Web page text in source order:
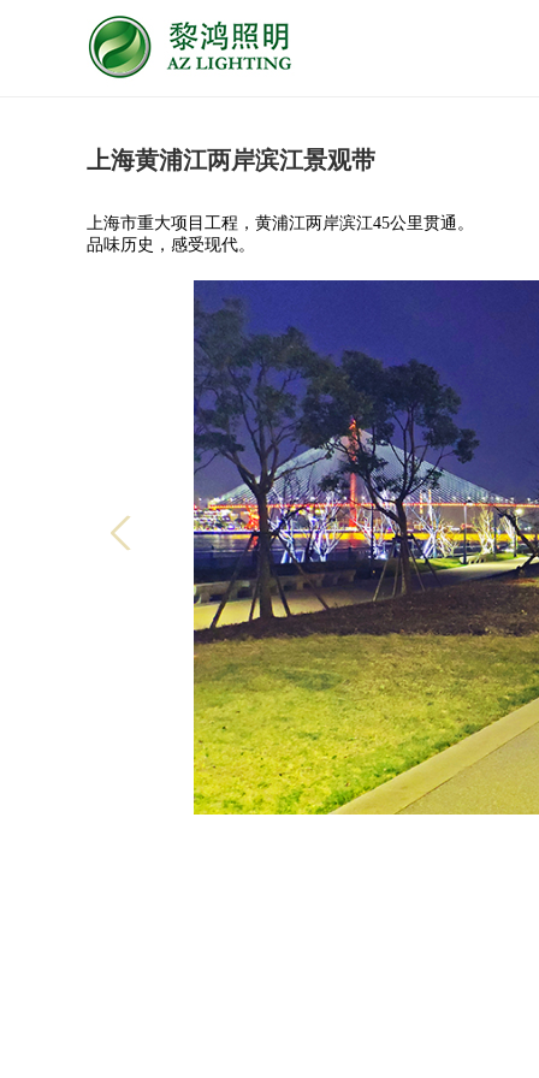
上海黄浦江两岸滨江景观带
上海市重大项目工程，黄浦江两岸滨江45公里贯通。
品味历史，感受现代。